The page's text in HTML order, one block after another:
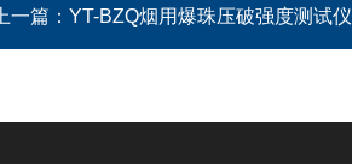
上一篇： YT-BZQ烟用爆珠压破强度测试仪